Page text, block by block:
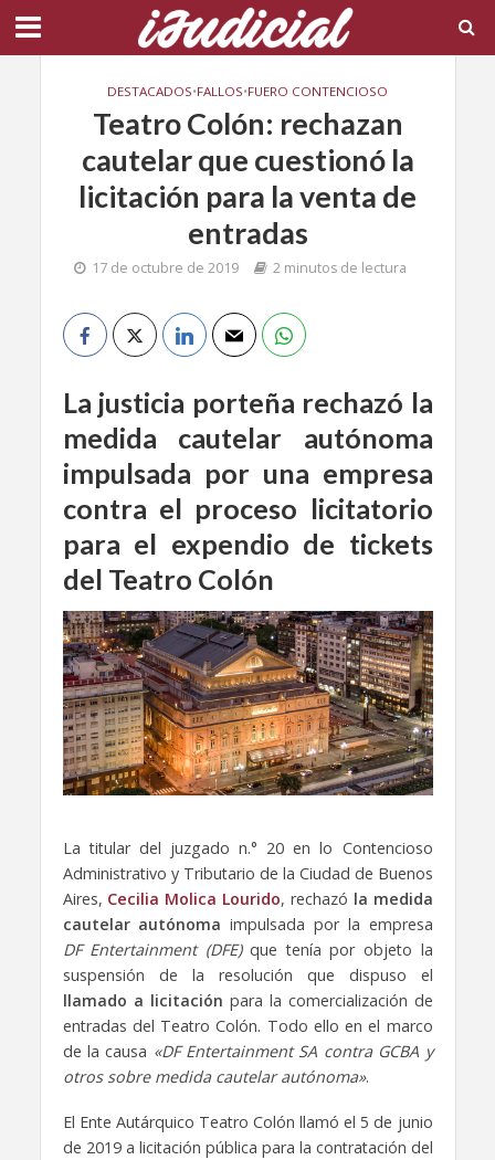
DESTACADOS•FALLOS•FUERO CONTENCIOSO
Teatro Colón: rechazan
cautelar que cuestionó la
licitación para la venta de
entradas
17 de octubre de 2019 2 minutos de lectura
La justicia porteña rechazó la
medida cautelar autónoma
impulsada por una empresa
contra el proceso licitatorio
para el expendio de tickets
del Teatro Colón
La titular del juzgado n.° 20 en lo Contencioso
Administrativo y Tributario de la Ciudad de Buenos
Aires, Cecilia Molica Lourido, rechazó la medida
cautelar autónoma impulsada por la empresa
DF Entertainment (DFE)que tenía por objeto la
suspensión de la resolución que dispuso el
llamado a licitación para la comercialización de
entradas del Teatro Colón. Todo ello en el marco
de la causa «DF Entertainment SA contra GCBA y
otros sobre medida cautelar autónoma».
El Ente Autárquico Teatro Colón llamó el 5 de junio
de 2019 a licitación pública para la contratación del